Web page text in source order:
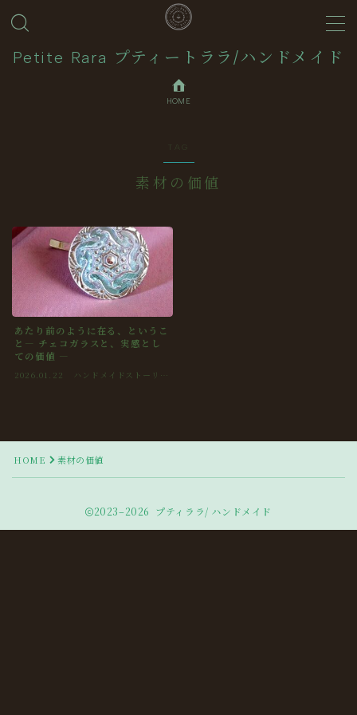
Petite Rara プティートララ/ハンドメイド
MENU
Collection
HOME
TAG
素材の価値
あたり前のように在る、というこ
と― チェコガラスと、実感とし
ての価値 ―
2026.01.22
ハンドメイドストーリー
HOME 素材の価値
2023–2026 プティララ/ ハンドメイド